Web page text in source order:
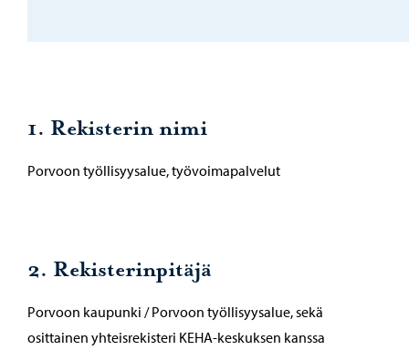
1. Rekisterin nimi
Porvoon työllisyysalue, työvoimapalvelut
2. Rekisterinpitäjä
Porvoon kaupunki / Porvoon työllisyysalue, sekä
osittainen yhteisrekisteri KEHA-keskuksen kanssa